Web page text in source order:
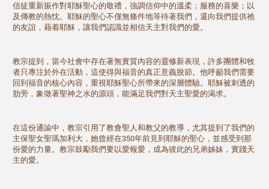
信徒重新振作對耶穌聖心的敬禮，強調信仰中的溫柔；服務的喜樂；以
及傳教的熱忱。耶穌的聖心不僅無條件地等待著我們，還向我們提供祂
的友誼，藉着耶穌，讓我們認識並相信天主對我們的愛。
教宗提到，當今社會中存在著無實質內容的靈修新表現，許多團體和牧
者只專注於外在活動，這使得與福音的真正意義脫節。他呼籲我們需要
回到福音的核心內容，重視耶穌聖心所帶來的深層體驗。耶穌被刺透的
肋旁，象徵著聖神之水的源頭，能滿足我們對天主聖愛的渴求。
在這份通諭中，教宗引用了教會聖人和教父的教導，尤其提到了我們的
主保聖女聖瑪加利大，她曾經在350年前見到耶穌的聖心，並感受到那
份愛的力量。教宗鼓勵我們要以愛報愛，成為彼此的兄弟姊妹，實踐天
主的愛。